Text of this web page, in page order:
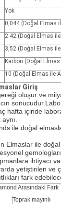
Yok
0,044 (Doğal Elmas
2.42 (Doğal Elmas ile
3,52 (Doğal Elmas ile
Karbon (Doğal Elmas
10 (Doğal Elmas ile
Giriş
oluşur ve
hafta içinde
ile doğal
Elmaslar ile
ihtiyacı
yetiştirilen ve
fark
Arasındaki Fark
Toprak mayınlı